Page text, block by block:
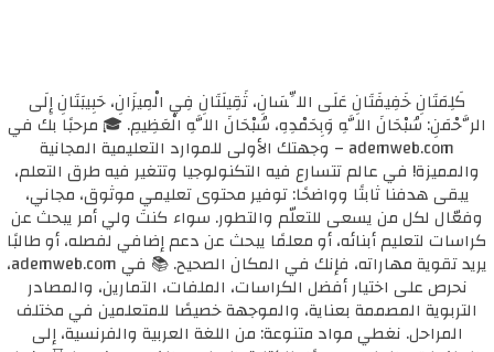
كَلِمَتَانِ خَفِيفَتَانِ عَلَى اللِّسَانِ، ثَقِيلَتَانِ فِي الْمِيزَانِ، حَبِيبَتَانِ إِلَى
الرَّحْمَنِ: سُبْحَانَ اللَّهِ وَبِحَمْدِهِ، سُبْحَانَ اللَّهِ الْعَظِيمِ. 🎓 مرحبًا بك في
ademweb.com – وجهتك الأولى للموارد التعليمية المجانية
والمميزة! في عالم تتسارع فيه التكنولوجيا وتتغير فيه طرق التعلم،
يبقى هدفنا ثابتًا وواضحًا: توفير محتوى تعليمي موثوق، مجاني،
وفعّال لكل من يسعى للتعلّم والتطور. سواء كنتَ ولي أمر يبحث عن
كراسات لتعليم أبنائه، أو معلمًا يبحث عن دعم إضافي لفصله، أو طالبًا
يريد تقوية مهاراته، فإنك في المكان الصحيح. 📚 في ademweb.com،
نحرص على اختيار أفضل الكراسات، الملفات، التمارين، والمصادر
التربوية المصممة بعناية، والموجهة خصيصًا للمتعلمين في مختلف
المراحل. نغطي مواد متنوعة: من اللغة العربية والفرنسية، إلى